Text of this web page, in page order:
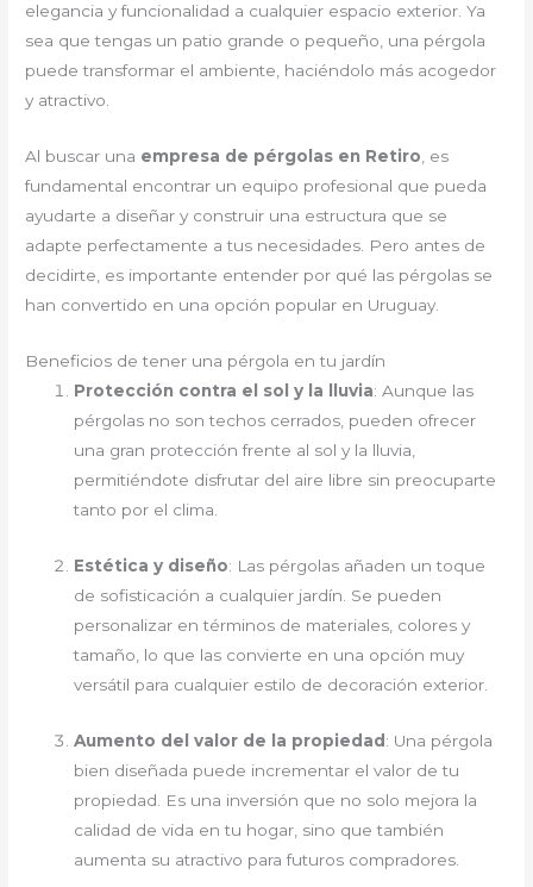
elegancia y funcionalidad a cualquier espacio exterior. Ya
sea que tengas un patio grande o pequeño, una pérgola
puede transformar el ambiente, haciéndolo más acogedor
y atractivo.
Al buscar una empresa de pérgolas en Retiro , es
fundamental encontrar un equipo profesional que pueda
ayudarte a diseñar y construir una estructura que se
adapte perfectamente a tus necesidades. Pero antes de
decidirte, es importante entender por qué las pérgolas se
han convertido en una opción popular en Uruguay.
Beneficios de tener una pérgola en tu jardín
Protección contra el sol y la lluvia: Aunque las
pérgolas no son techos cerrados, pueden ofrecer
una gran protección frente al sol y la lluvia,
permitiéndote disfrutar del aire libre sin preocuparte
tanto por el clima.
Estética y diseño: Las pérgolas añaden un toque
de sofisticación a cualquier jardín. Se pueden
personalizar en términos de materiales, colores y
tamaño, lo que las convierte en una opción muy
versátil para cualquier estilo de decoración exterior.
Aumento del valor de la propiedad: Una pérgola
bien diseñada puede incrementar el valor de tu
propiedad. Es una inversión que no solo mejora la
calidad de vida en tu hogar, sino que también
aumenta su atractivo para futuros compradores.